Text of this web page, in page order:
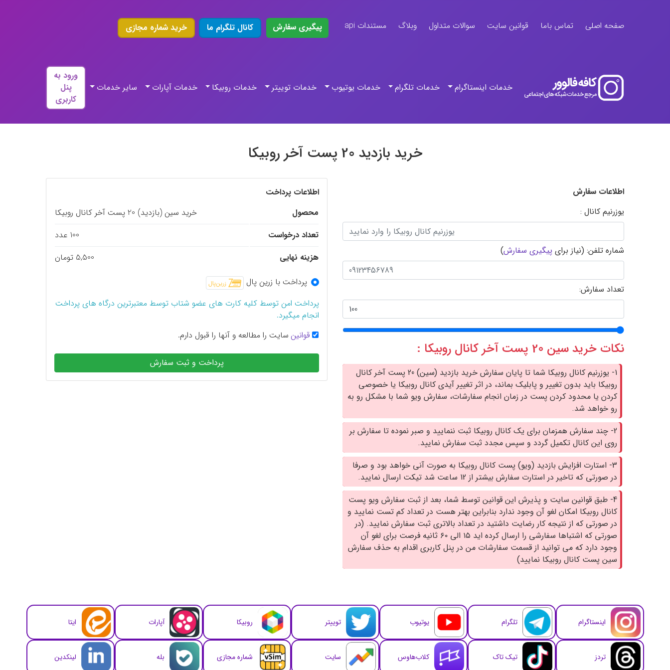
صفحه اصلی تماس باما قوانین سایت سوالات متداول وبلاگ مستندات api پیگیری سفارش کانال تلگرام ما خرید شماره مجازی
خدمات اینستاگرام خدمات تلگرام خدمات یوتیوب خدمات توییتر خدمات روبیکا خدمات آپارات سایر خدمات
ورود به
پنل
کاربری
خرید بازدید 20 پست آخر روبیکا
اطلاعات سفارش
یوزرنیم کانال :
شماره تلفن: (نیاز برای پیگیری سفارش)
تعداد سفارش:
نکات خرید سین 20 پست آخر کانال روبیکا :
1- یوزرنیم کانال روبیکا شما تا پایان سفارش خرید بازدید (سین) 20 پست آخر کانال
روبیکا باید بدون تغییر و پابلیک بماند، در اثر تغییر آیدی کانال روبیکا یا خصوصی
کردن یا محدود کردن پست در زمان انجام سفارشات، سفارش ویو شما با مشکل رو به
رو خواهد شد.
2- چند سفارش همزمان برای یک کانال روبیکا ثبت ننمایید و صبر نموده تا سفارش بر
روی این کانال تکمیل گردد و سپس مجدد ثبت سفارش نمایید.
3- استارت افزایش بازدید (ویو) پست کانال روبیکا به صورت آنی خواهد بود و صرفا
در صورتی که تاخیر در استارت سفارش بیشتر از 12 ساعت شد تیکت ارسال نمایید.
4- طبق قوانین سایت و پذیرش این قوانین توسط شما، بعد از ثبت سفارش ویو پست
کانال روبیکا امکان لغو آن وجود ندارد بنابراین بهتر هست در تعداد کم تست نمایید و
در صورتی که از نتیجه کار رضایت داشتید در تعداد بالاتری ثبت سفارش نمایید. (در
صورتی که اشتباها سفارشی را ارسال کرده اید ۱۵ الی ۶۰ ثانیه فرصت برای لغو آن
وجود دارد که می توانید از قسمت سفارشات من در پنل کاربری اقدام به حذف سفارش
سین پست کانال روبیکا نمایید)
اطلاعات پرداخت
محصول
خرید سین (بازدید) 20 پست آخر کانال روبیکا
تعداد درخواست
100 عدد
هزینه نهایی
5,500 تومان
پرداخت با زرین پال
پرداخت امن توسط کلیه کارت های عضو شتاب توسط معتبرترین درگاه های پرداخت
انجام میگیرد.
قوانین سایت را مطالعه و آنها را قبول دارم.
پرداخت و ثبت سفارش
اینستاگرام تلگرام یوتیوب توییتر روبیکا آپارات ایتا
تردز تیک تاک کلاب‌هاوس سایت شماره مجازی بله لینکدین